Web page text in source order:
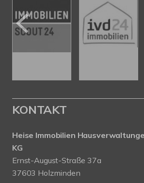
KONTAKT
Heise Immobilien
KG
Ernst-August-Straße 37a
37603 Holzminden